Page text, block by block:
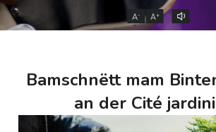
A- A+
Bamschnëtt mam
an der Cité